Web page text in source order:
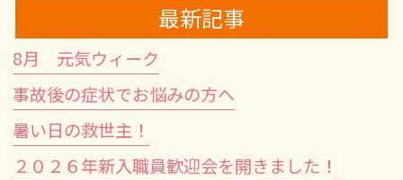
最新記事
8月 元気ウィーク
事故後の症状でお悩みの方へ
暑い日の救世主！
２０２６年新入職員歓迎会を開きました！